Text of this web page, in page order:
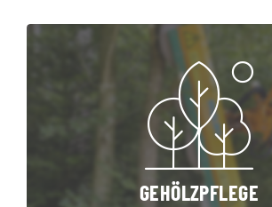
GEHÖLZPFLEGE